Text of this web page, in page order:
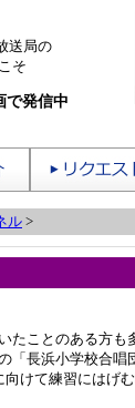
送局の
そ
で発信中
ル >
たことのある方
「長浜小学校合唱
けて練習にはげ